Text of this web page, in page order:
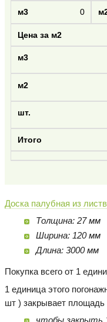
0
Доска палубная из
Толщина: 27 мм
Ширина: 120 мм
Длина: 3000 мм
Покупка всего от 1
1 единица этого
шт ) закрывает
чтобы закрыть